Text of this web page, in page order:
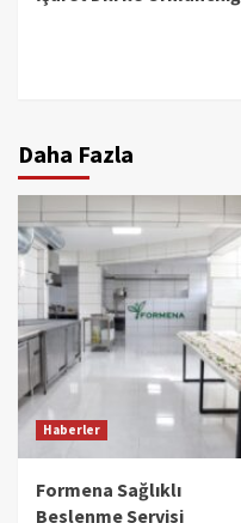
Daha Fazla
Haberler
Formena Sağlıklı
Beslenme Servisi